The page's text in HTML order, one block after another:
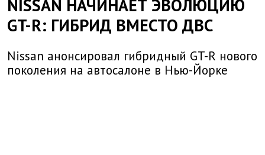
NISSAN НАЧИНАЕТ ЭВОЛЮЦИЮ
GT-R: ГИБРИД ВМЕСТО ДВС
Nissan анонсировал гибридный GT-R нового
поколения на автосалоне в Нью-Йорке